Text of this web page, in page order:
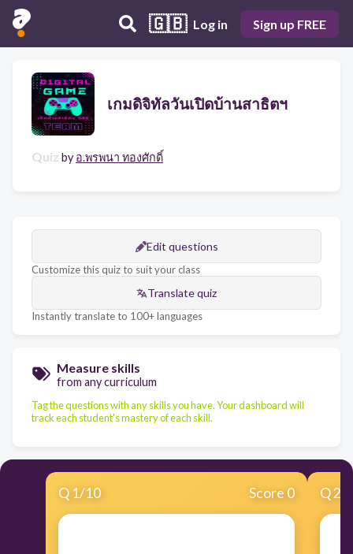
🇬🇧 Log in Sign up FREE
เกมดิจิทัลวันเปิดบ้านสาธิตฯ
Quiz by อ.พรพนา ทองศักดิ์
Edit questions
Customize this quiz to suit your class
Translate quiz
Instantly translate to 100+ languages
Measure skills
from any curriculum
Tag the questions with any skills you have. Your dashboard will
track each student's mastery of each skill.
Q 1/10 Score 0 Q2